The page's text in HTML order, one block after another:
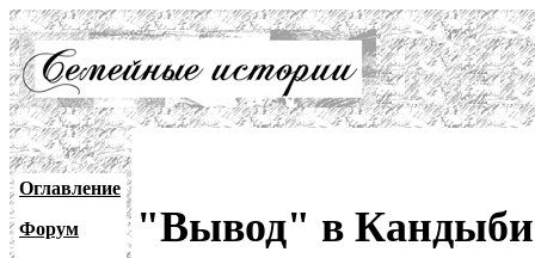
Оглавление
Форум
"Вывод" в